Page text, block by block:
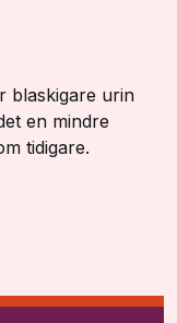
blaskigare urin
en mindre
tidigare.